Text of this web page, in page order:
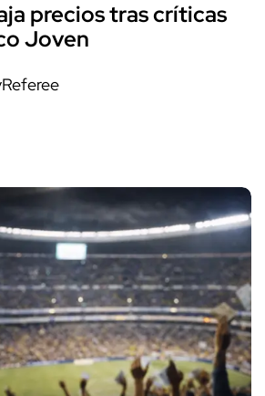
precios tras críticas
Joven